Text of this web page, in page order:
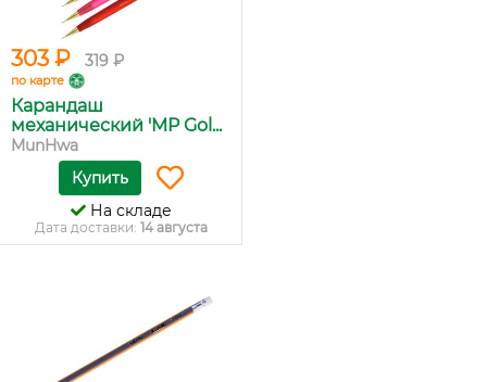
303 ₽ 319 ₽
по карте
Карандаш
механический 'MP Gol...
MunHwa
Купить
На складе
Дата доставки: 14 августа